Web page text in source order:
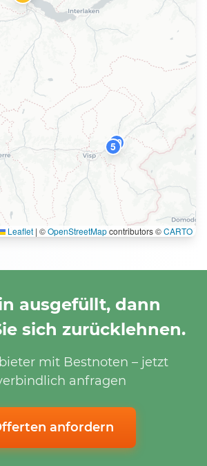
5
10
Leaflet | ©OpenStreetMapcontributors ©CARTO
ausgefüllt, dann
sich zurücklehnen.
mit Bestnoten – jetzt
anfragen
anfordern